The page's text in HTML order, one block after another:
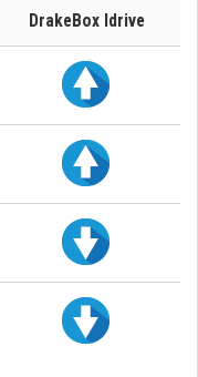
DrakeBox Idrive